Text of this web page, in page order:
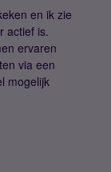
en ik zie
actief is.
ervaren
via een
mogelijk